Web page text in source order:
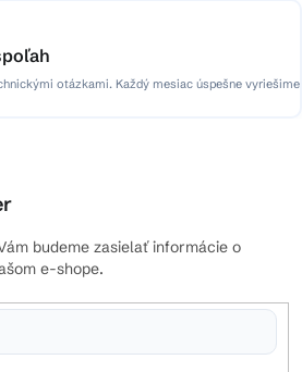
otázkami. Každý mesiac úspešne vyriešime
budeme zasielať informácie o
e-shope.